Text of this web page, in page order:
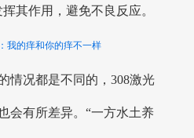
其作用，避免不良反应。
我的痒和你的痒不一样
情况都是不同的，308激光
会有所差异。“一方水土养